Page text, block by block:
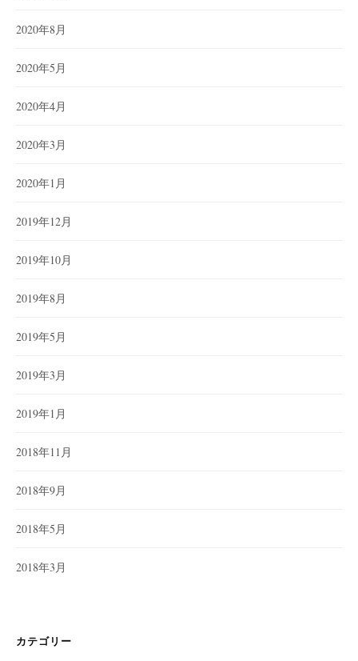
2020年8月
2020年5月
2020年4月
2020年3月
2020年1月
2019年12月
2019年10月
2019年8月
2019年5月
2019年3月
2019年1月
2018年11月
2018年9月
2018年5月
2018年3月
カテゴリー